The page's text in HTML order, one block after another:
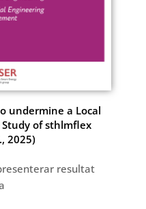
undermine a Local
of sthlmflex
2025)
resultat